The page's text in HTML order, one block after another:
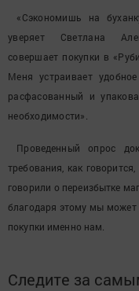
«Сэкономишь на
уверяет Светлана
совершает покупки в
Меня устраивает
расфасованный и
необходимости».
Проведенный опрос
требования, как
говорили о переизбытке
благодаря этому мы может
покупки именно нам.
Следите за